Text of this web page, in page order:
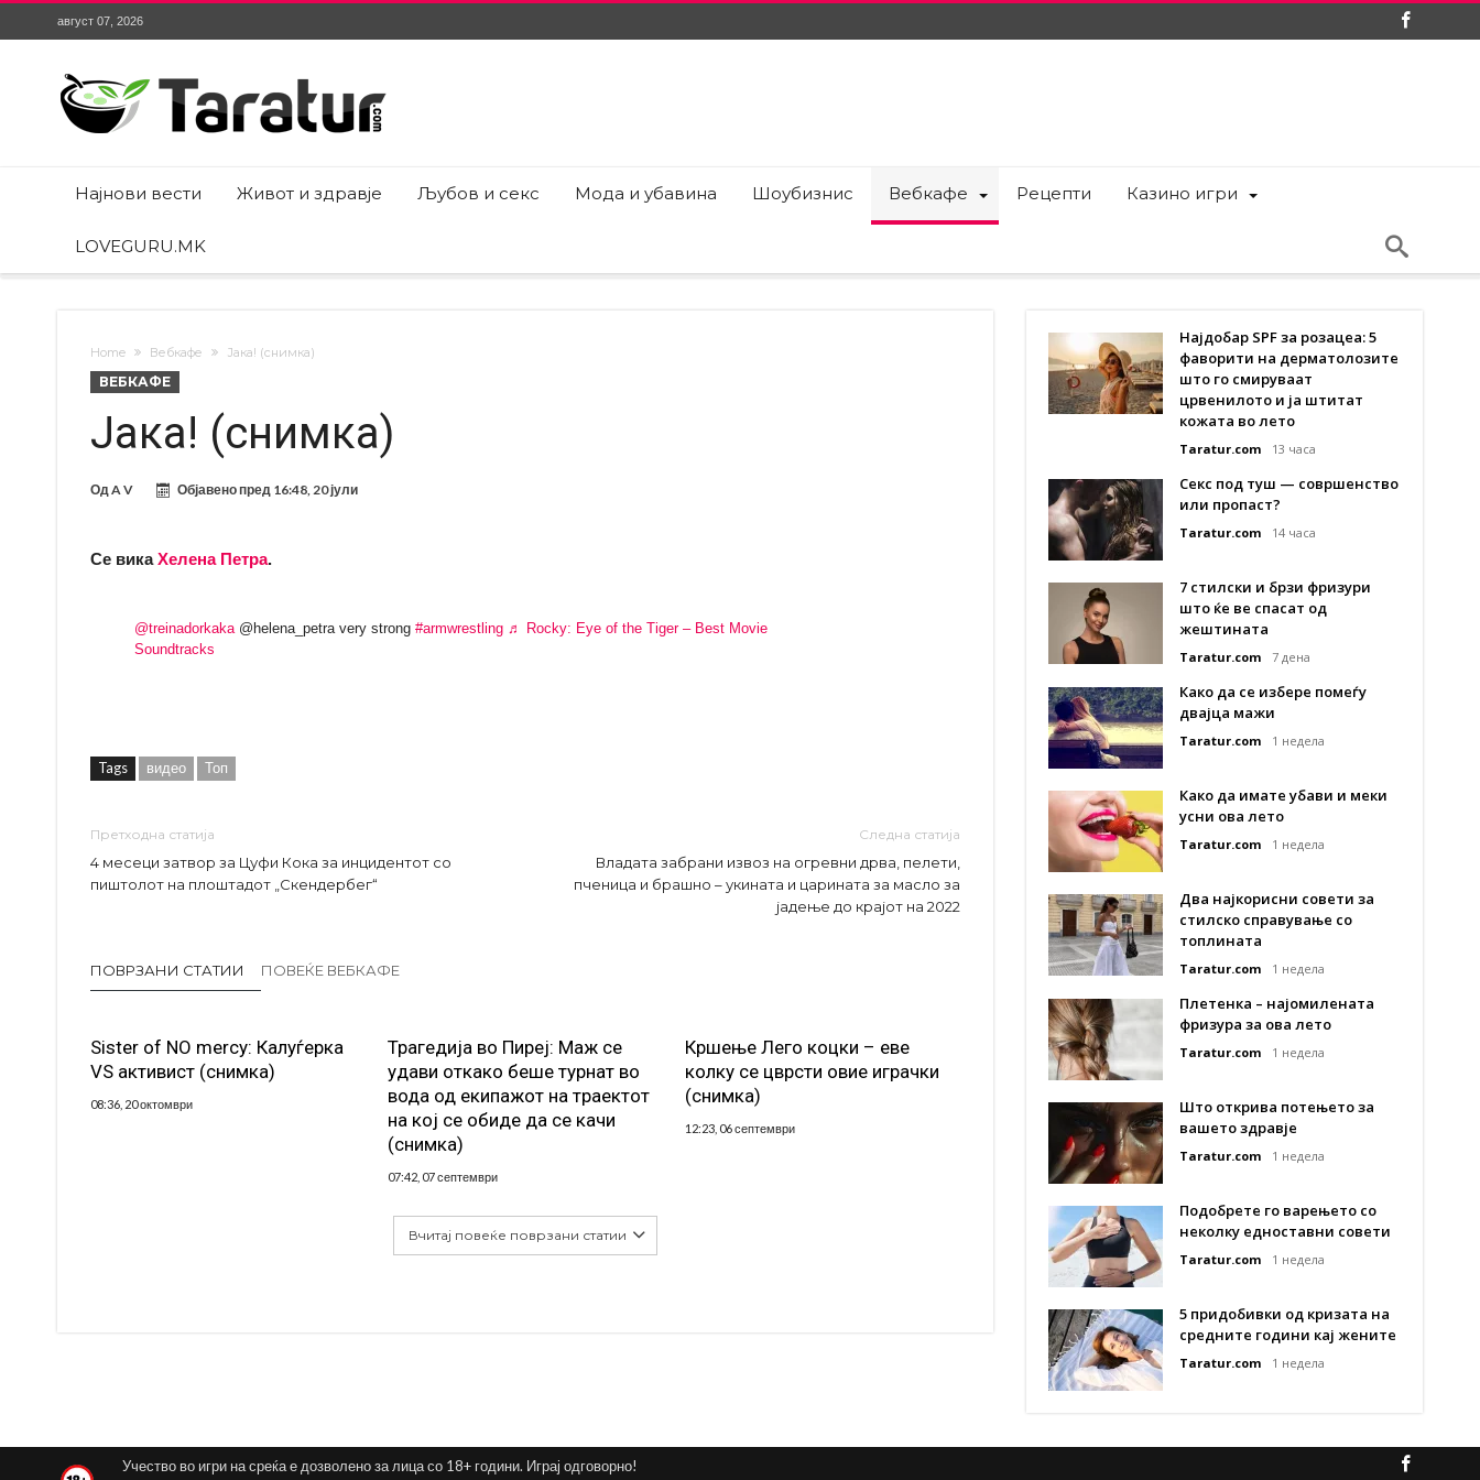
август 07, 2026
Најнови вести Живот и здравје Љубов и секс Мода и убавина Шоубизнис Вебкафе Рецепти Казино игри
LOVEGURU.MK
Home Вебкафе Јака! (снимка)
ВЕБКАФЕ
Јака! (снимка)
ОдA V Објавено пред 16:48, 20 јули
Се викаХелена Петра.
@treinadorkaka@helena_petra very strong #armwrestling ♬ Rocky: Eye of the Tiger – Best Movie
Soundtracks
Tags видео Топ
Претходна статија
4 месеци затвор за Цуфи Кока за инцидентот со
пиштолот на плоштадот „Скендербег“
Следна статија
Владата забрани извоз на огревни дрва, пелети,
пченица и брашно – укината и царината за масло за
јадење до крајот на 2022
ПОВРЗАНИ СТАТИИ ПОВЕЌЕ ВЕБКАФЕ
Sister of NO mercy: Калуѓерка
VS активист (снимка)
08:36, 20 октомври
Трагедија во Пиреј: Маж се
удави откако беше турнат во
вода од екипажот на траектот
на кој се обиде да се качи
(снимка)
07:42, 07 септември
Кршење Лего коцки – еве
колку се цврсти овие играчки
(снимка)
12:23, 06 септември
Вчитај повеќе поврзани статии
Најдобар SPF за розацеа: 5
фаворити на дерматолозите
што го смируваат
црвенилото и ја штитат
кожата во лето
Taratur.com 13 часа
Секс под туш — совршенство
или пропаст?
Taratur.com 14 часа
7 стилски и брзи фризури
што ќе ве спасат од
жештината
Taratur.com 7 дена
Како да се избере помеѓу
двајца мажи
Taratur.com 1 недела
Како да имате убави и меки
усни ова лето
Taratur.com 1 недела
Два најкорисни совети за
стилско справување со
топлината
Taratur.com 1 недела
Плетенка – најомилената
фризура за ова лето
Taratur.com 1 недела
Што открива потењето за
вашето здравје
Taratur.com 1 недела
Подобрете го варењето со
неколку едноставни совети
Taratur.com 1 недела
5 придобивки од кризата на
средните години кај жените
Taratur.com 1 недела
Учество во игри на среќа е дозволено за лица со 18+ години. Играј одговорно!